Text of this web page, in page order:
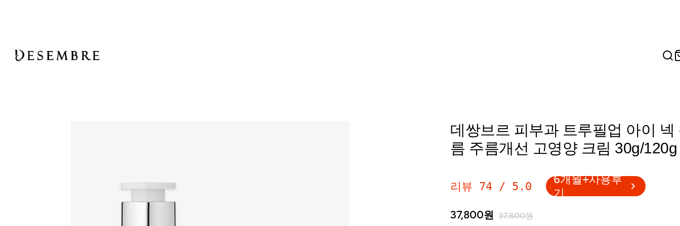
데쌍브르 피부과 트루필업 아이 넥
름 주름개선 고영양 크림 30g/120g
리뷰 74 / 5.0
6개월+사용후
기
37,800원 37,800원